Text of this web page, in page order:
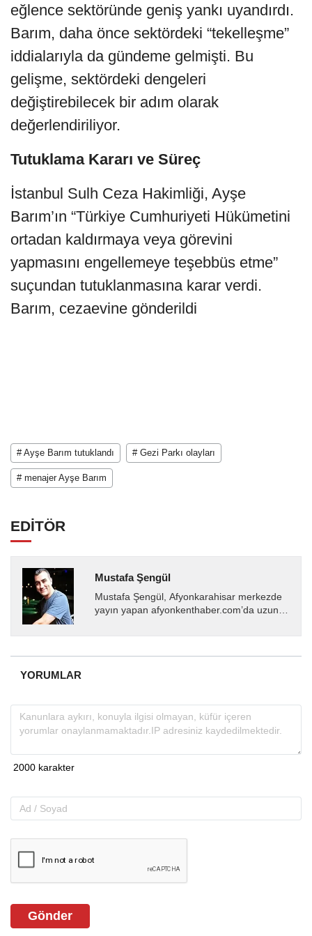
eğlence sektöründe geniş yankı uyandırdı.
Barım, daha önce sektördeki “tekelleşme”
iddialarıyla da gündeme gelmişti. Bu
gelişme, sektördeki dengeleri
değiştirebilecek bir adım olarak
değerlendiriliyor.
Tutuklama Kararı ve Süreç
İstanbul Sulh Ceza Hakimliği, Ayşe
Barım’ın “Türkiye Cumhuriyeti Hükümetini
ortadan kaldırmaya veya görevini
yapmasını engellemeye teşebbüs etme”
suçundan tutuklanmasına karar verdi.
Barım, cezaevine gönderildi
# Ayşe Barım tutuklandı # Gezi Parkı olayları
# menajer Ayşe Barım
EDİTÖR
Mustafa Şengül
Mustafa Şengül, Afyonkarahisar merkezde
yayın yapan afyonkenthaber.com’da uzun
almakta, haber akışı...
YORUMLAR
Gönder